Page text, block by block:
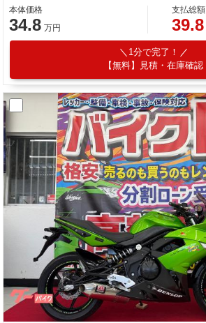
本体価格
34.8 万円
支払総額
39.8
1分で完了！
【無料】見積・在庫確認